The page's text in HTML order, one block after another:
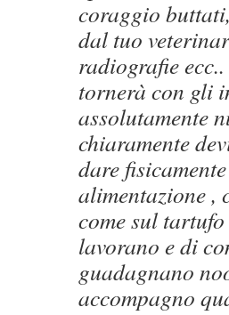
coraggio
dal tuo
radiografie
tornerà con gli
assolutamente
chiaramente
dare
alimentazione ,
come sul
lavorano e di
guadagnano
accompagno